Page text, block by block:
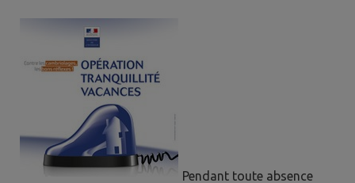
Pendant toute absence